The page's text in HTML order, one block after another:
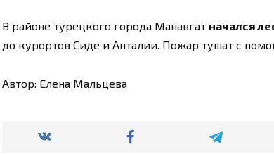
В районе турецкого города Манавгат начался
до курортов Сиде и Анталии. Пожар тушат с
Автор: Елена Мальцева